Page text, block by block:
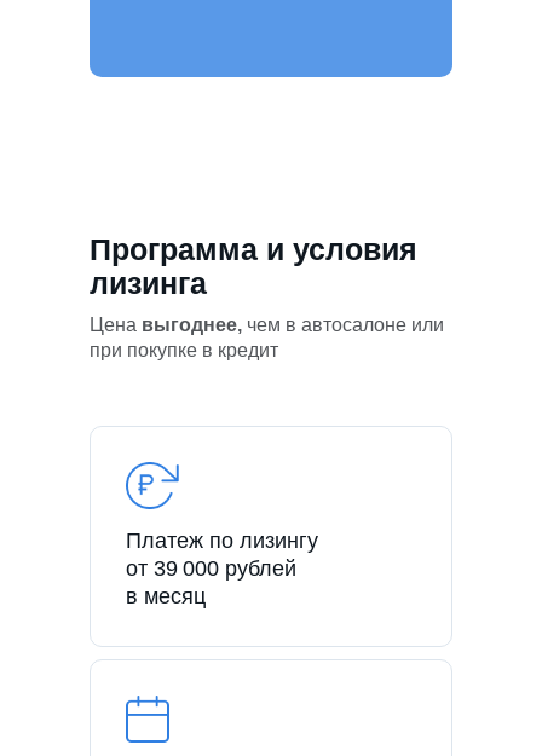
Программа и условия
лизинга
Цена выгоднее, чем в автосалоне или
при покупке в кредит
Платеж по лизингу
от 39 000 рублей
в месяц